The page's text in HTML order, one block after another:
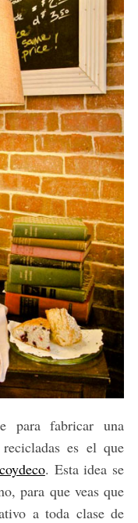
para fabricar una
es el que
. Esta idea se
para que veas que
a toda clase de